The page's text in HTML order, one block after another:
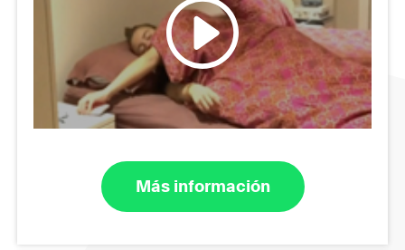
Más información